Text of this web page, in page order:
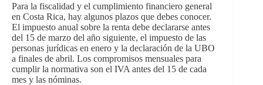
Para la fiscalidad y el cumplimiento financiero general
en Costa Rica, hay algunos plazos que debes conocer.
El impuesto anual sobre la renta debe declararse antes
del 15 de marzo del año siguiente, el impuesto de las
personas jurídicas en enero y la declaración de la UBO
a finales de abril. Los compromisos mensuales para
cumplir la normativa son el IVA antes del 15 de cada
mes y las nóminas.